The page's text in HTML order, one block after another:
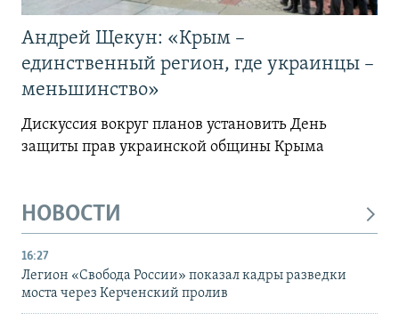
Андрей Щекун: «Крым –
единственный регион, где украинцы –
меньшинство»
Дискуссия вокруг планов установить День
защиты прав украинской общины Крыма
НОВОСТИ
16:27
Легион «Свобода России» показал кадры разведки
моста через Керченский пролив